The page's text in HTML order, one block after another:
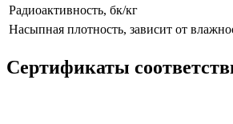
Радиоактивность, бк/кг
Насыпная плотность, зависит от
Сертификаты